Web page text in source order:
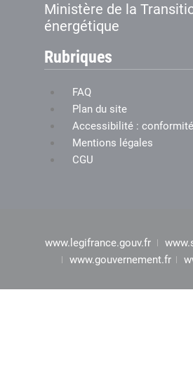
Ministère de la
énergétique
Rubriques
FAQ
Plan du site
Accessibilité :
Mentions légales
CGU
www.legifrance.gouv.fr
www.gouvernement.fr